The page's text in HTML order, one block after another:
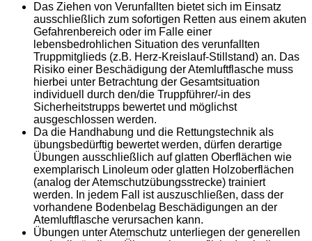
Das Ziehen von Verunfallten bietet sich im Einsatz
ausschließlich zum sofortigen Retten aus einem akuten
Gefahrenbereich oder im Falle einer
lebensbedrohlichen Situation des verunfallten
Truppmitglieds (z.B. Herz-Kreislauf-Stillstand) an. Das
Risiko einer Beschädigung der Atemluftflasche muss
hierbei unter Betrachtung der Gesamtsituation
individuell durch den/die Truppführer/-in des
Sicherheitstrupps bewertet und möglichst
ausgeschlossen werden.
Da die Handhabung und die Rettungstechnik als
übungsbedürftig bewertet werden, dürfen derartige
Übungen ausschließlich auf glatten Oberflächen wie
exemplarisch Linoleum oder glatten Holzoberflächen
(analog der Atemschutzübungsstrecke) trainiert
werden. In jedem Fall ist auszuschließen, dass der
vorhandene Bodenbelag Beschädigungen an der
Atemluftflasche verursachen kann.
Übungen unter Atemschutz unterliegen der generellen